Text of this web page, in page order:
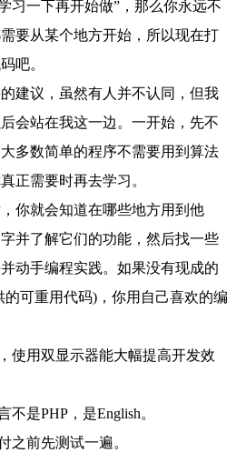
习一下再开始做”，那么你永远不
要从某个地方开始，所以现在打
吧。
建议，虽然有人并不认同，但我
会站在我这一边。一开始，先不
多数简单的程序不需要用到算法
正需要时再去学习。
你就会知道在哪些地方用到他
并了解它们的功能，然后找一些
动手编程实践。如果没有现成的
可重用代码)，你用自己喜欢的编
使用双显示器能大幅提高开发效
不是PHP，是English。
之前先测试一遍。